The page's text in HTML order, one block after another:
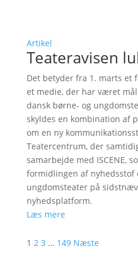
Artikel
Teateravisen
Det betyder fra 1. marts et
et medie, der har været
dansk børne- og
skyldes en kombination af
om en ny
Teatercentrum, der
samarbejde med ISCENE,
formidlingen af nyhedsstof
ungdomsteater på
nyhedsplatform.
Læs mere
1 2 3 … 149 Næste